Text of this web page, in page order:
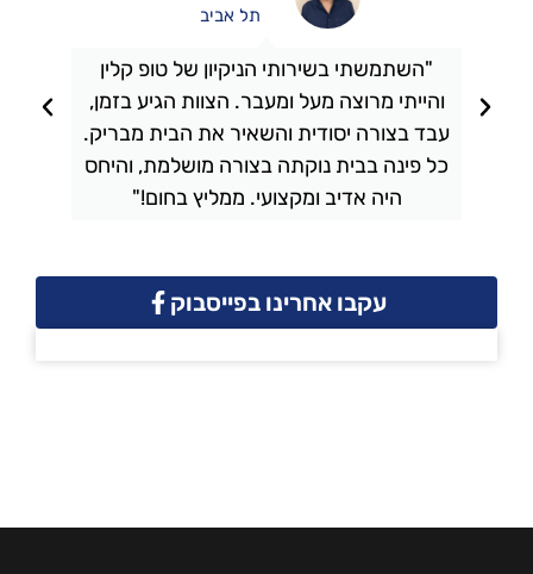
"השתמשתי בשירותי הניקיון של טופ קלין
והייתי מרוצה מעל ומעבר. הצוות הגיע בזמן,
עבד בצורה יסודית והשאיר את הבית מבריק.
כל פינה בבית נוקתה בצורה מושלמת, והיחס
היה אדיב ומקצועי. ממליץ בחום!"
תל אביב
עקבו אחרינו בפייסבוק